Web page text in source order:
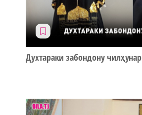
Духтараки забондону чилҳунар